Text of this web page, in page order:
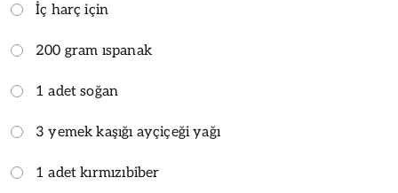
İç harç için
200 gram ıspanak
1 adet soğan
3 yemek kaşığı ayçiçeği yağı
1 adet kırmızıbiber